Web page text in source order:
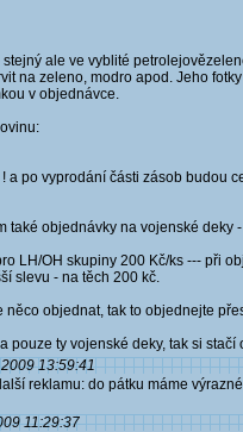
ale ve vyblité
na zeleno, modro apod. Jeho
v objednávce.
a po vyprodání části zásob budou
také objednávky na vojenské deky
LH/OH skupiny 200 Kč/ks --- při
slevu - na těch 200 kč.
něco objednat, tak to objednejte
pouze ty vojenské deky, tak si
13:59:41
reklamu: do pátku máme
11:29:37